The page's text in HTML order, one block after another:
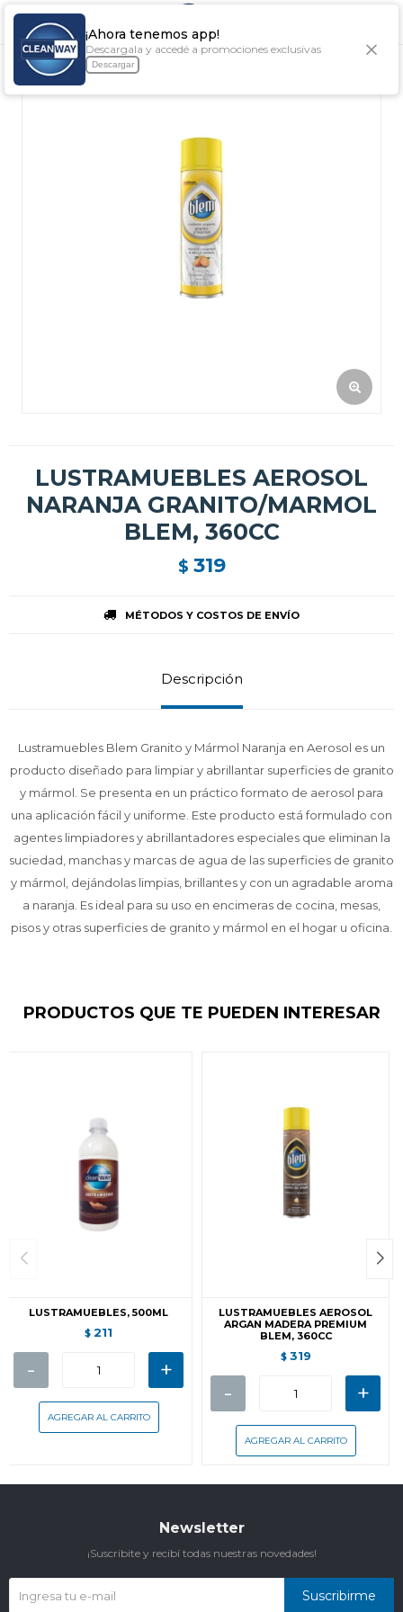
¡Ahora tenemos app!
Descargala y accedé a promociones exclusivas
Descargar

LUSTRAMUEBLES AEROSOL
NARANJA GRANITO/MARMOL
BLEM, 360CC
$ 319
MÉTODOS Y COSTOS DE ENVÍO
Descripción
Lustramuebles Blem Granito y Mármol Naranja en Aerosol es un
producto diseñado para limpiar y abrillantar superficies de granito
y mármol. Se presenta en un práctico formato de aerosol para
una aplicación fácil y uniforme. Este producto está formulado con
agentes limpiadores y abrillantadores especiales que eliminan la
suciedad, manchas y marcas de agua de las superficies de granito
y mármol, dejándolas limpias, brillantes y con un agradable aroma
a naranja. Es ideal para su uso en encimeras de cocina, mesas,
pisos y otras superficies de granito y mármol en el hogar u oficina.
PRODUCTOS QUE TE PUEDEN INTERESAR
LUSTRAMUEBLES, 500ML
$ 211
- +
LUSTRAMUEBLES AEROSOL
ARGAN MADERA PREMIUM
BLEM, 360CC
$ 319
- +
Newsletter
¡Suscribite y recibí todas nuestras novedades!
Suscribirme